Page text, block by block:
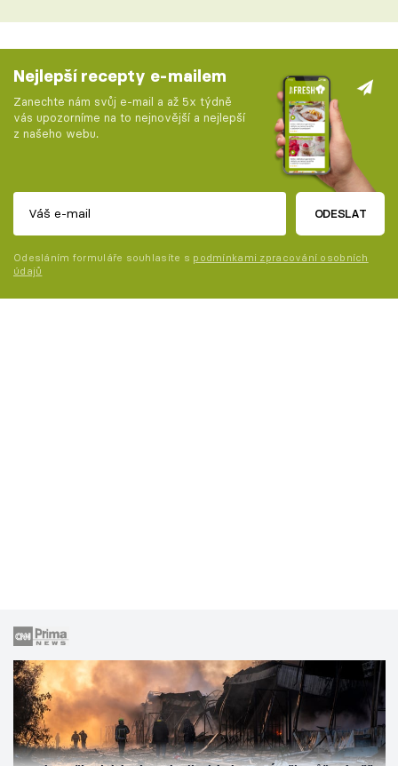
Nejlepší recepty e-mailem
Zanechte nám svůj e-mail a až 5x týdně
vás upozorníme na to nejnovější a nejlepší
z našeho webu.
ODESLAT
Odesláním formuláře souhlasíte s podmínkami zpracování osobních
údajů